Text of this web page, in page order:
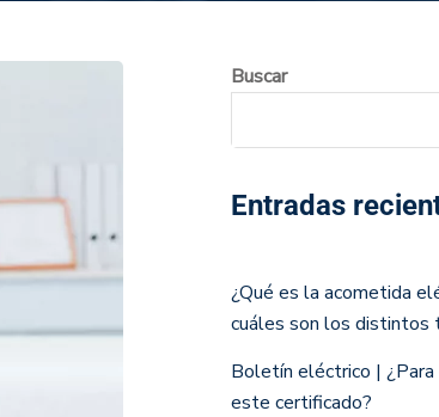
Buscar
Entradas
¿Qué es la acometida
cuáles son los distintos
Boletín eléctrico | ¿Para
este certificado?